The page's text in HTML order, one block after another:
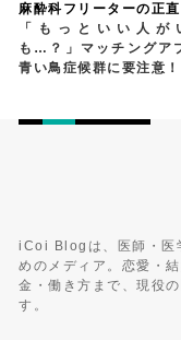
麻酔科フリーターの正
「もっといい人が
も…？」マッチングア
青い鳥症候群に要注意！
iCoi Blogは、医師・医
めのメディア。恋愛・
金・働き方まで、現役
す。